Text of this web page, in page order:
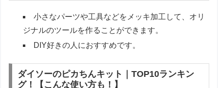
小さなパーツや工具などをメッキ加工して、オリ
ジナルのツールを作ることができます。
DIY好きの人におすすめです。
ダイソーのピカちんキット｜TOP10ランキン
グ！【こんな使い方も！】